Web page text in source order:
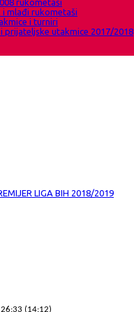
rukometaši
i mlađi rukometaši
i turniri
prijateljske utakmice 2017/2018
LIGA BIH 2018/2019
26:33 (14:12)